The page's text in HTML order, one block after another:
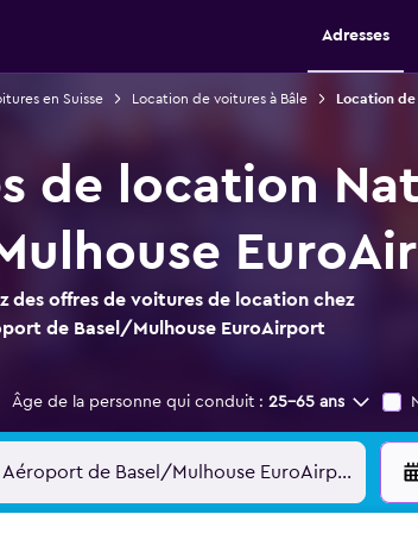
Adresses
en Suisse Location de voitures à Bâle Location
de location
des offres de voitures de location chez
de Basel/Mulhouse EuroAirport
Âge de la personne qui conduit : 25-65 ans